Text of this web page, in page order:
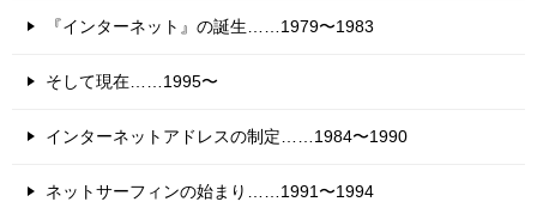
『インターネット』の誕生……1979〜1983
そして現在……1995〜
インターネットアドレスの制定……1984〜1990
ネットサーフィンの始まり……1991〜1994